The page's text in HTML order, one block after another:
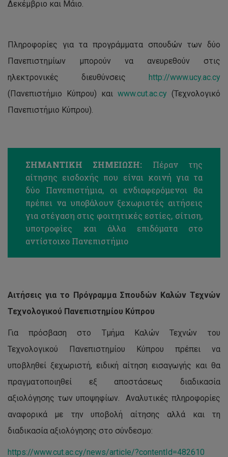
Δεκέμβριο και Μάιο.
Πληροφορίες για τα προγράμματα σπουδών των δύο
Πανεπιστημίων μπορούν να ανευρεθούν στις
ηλεκτρονικές διευθύνσεις http://www.ucy.ac.cy
(Πανεπιστήμιο Κύπρου) και www.cut.ac.cy (Τεχνολογικό
Πανεπιστήμιο Κύπρου).
ΣΗΜΑΝΤΙΚΗ ΣΗΜΕΙΩΣΗ: Πέραν της
αίτησης εισδοχής που είναι κοινή για τα
δύο Πανεπιστήμια, οι ενδιαφερόμενοι θα
πρέπει να υποβάλουν ξεχωριστές αιτήσεις
για στέγαση στις φοιτητικές εστίες, σίτιση,
υποτροφίες και άλλα επιδόματα στο
αντίστοιχο Πανεπιστήμιο
Αιτήσεις για το Πρόγραμμα Σπουδών Καλών Τεχνών
Τεχνολογικού Πανεπιστημίου Κύπρου
Για πρόσβαση στο Τμήμα Καλών Τεχνών του
Τεχνολογικού Πανεπιστημίου Κύπρου πρέπει να
υποβληθεί ξεχωριστή, ειδική αίτηση εισαγωγής και θα
πραγματοποιηθεί εξ αποστάσεως διαδικασία
αξιολόγησης των υποψηφίων. Αναλυτικές πληροφορίες
αναφορικά με την υποβολή αίτησης αλλά και τη
διαδικασία αξιολόγησης στο σύνδεσμο:
https://www.cut.ac.cy/news/article/?contentId=482610
Θέσεις